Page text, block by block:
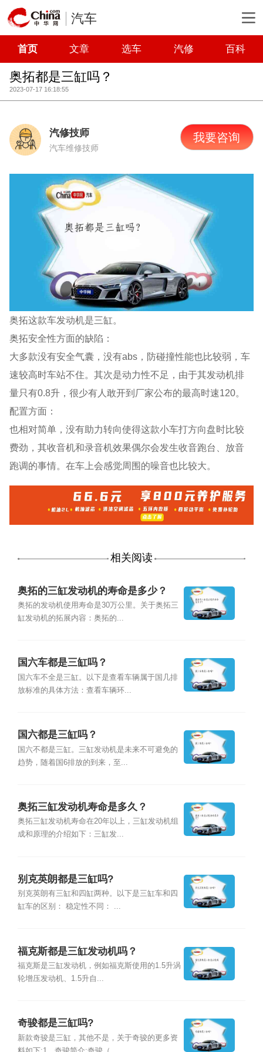
汽车
首页 文章 选车 汽修 百科
奥拓都是三缸吗？
2023-07-17 16:18:55
汽修技师
汽车维修技师
我要咨询
奥拓这款车发动机是三缸。
奥拓安全性方面的缺陷：
大多款没有安全气囊，没有abs，防碰撞性能也比较弱，车
速较高时车站不住。其次是动力性不足，由于其发动机排
量只有0.8升，很少有人敢开到厂家公布的最高时速120。
配置方面：
也相对简单，没有助力转向使得这款小车打方向盘时比较
费劲，其收音机和录音机效果偶尔会发生收音跑台、放音
跑调的事情。在车上会感觉周围的噪音也比较大。
相关阅读
奥拓的三缸发动机的寿命是多少？
奥拓的发动机使用寿命是30万公里。关于奥拓三
缸发动机的拓展内容：奥拓的...
国六车都是三缸吗？
国六车不全是三缸。以下是查看车辆属于国几排
放标准的具体方法：查看车辆环...
国六都是三缸吗？
国六不都是三缸。三缸发动机是未来不可避免的
趋势，随着国6排放的到来，至...
奥拓三缸发动机寿命是多久？
奥拓三缸发动机寿命在20年以上，三缸发动机组
成和原理的介绍如下：三缸发...
别克英朗都是三缸吗?
别克英朗有三缸和四缸两种。以下是三缸车和四
缸车的区别： 稳定性不同： ...
福克斯都是三缸发动机吗？
福克斯是三缸发动机，例如福克斯使用的1.5升涡
轮增压发动机、1.5升自...
奇骏都是三缸吗?
新款奇骏是三缸，其他不是，关于奇骏的更多资